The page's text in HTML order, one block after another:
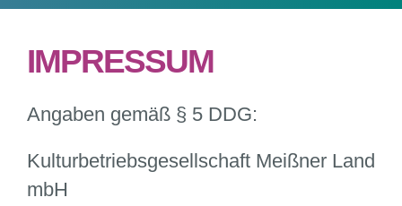
IMPRESSUM
Angaben gemäß § 5 DDG:
Kulturbetriebsgesellschaft Meißner Land
mbH